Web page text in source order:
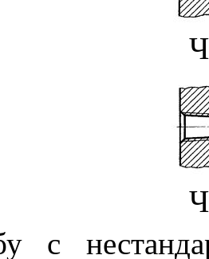
с